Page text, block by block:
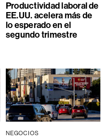
Productividad laboral de
EE.UU. acelera más de
lo esperado en el
segundo trimestre
NEGOCIOS